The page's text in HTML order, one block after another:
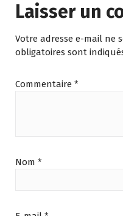
Laisser un
Votre adresse e-mail ne
obligatoires sont
Commentaire *
Nom *